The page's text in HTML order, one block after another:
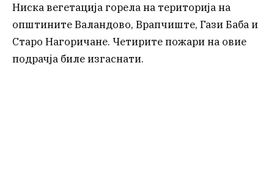
Ниска вегетација горела на територија на
општините Валандово, Врапчиште, Гази Баба и
Старо Нагоричане. Четирите пожари на овие
подрачја биле изгаснати.